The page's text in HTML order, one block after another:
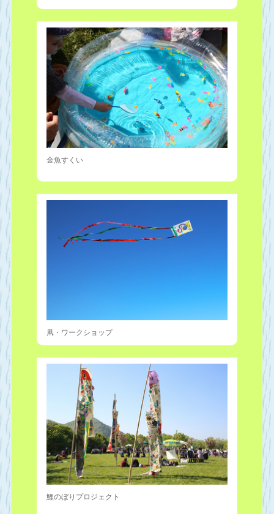
金魚すくい
凧・ワークショップ
鯉のぼりプロジェクト